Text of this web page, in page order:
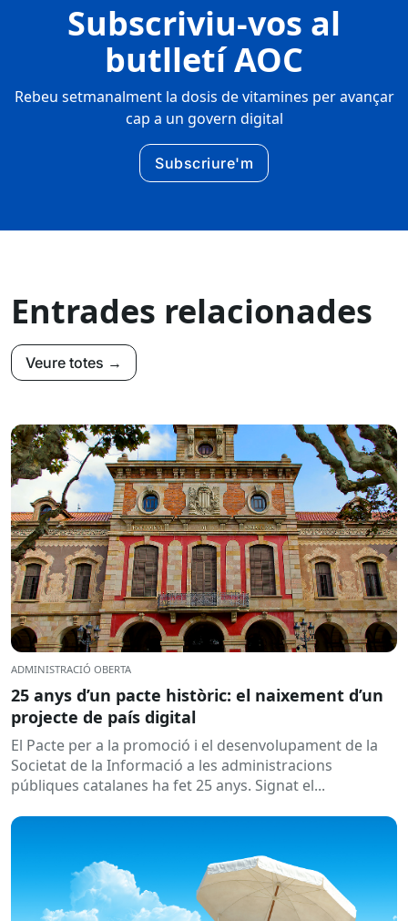
Subscriviu-vos al
butlletí AOC
Rebeu setmanalment la dosis de vitamines per avançar
cap a un govern digital
Subscriure'm
Entrades relacionades
Veure totes →
ADMINISTRACIÓ OBERTA
25 anys d’un pacte històric: el naixement d’un
projecte de país digital
El Pacte per a la promoció i el desenvolupament de la
Societat de la Informació a les administracions
públiques catalanes ha fet 25 anys. Signat el...